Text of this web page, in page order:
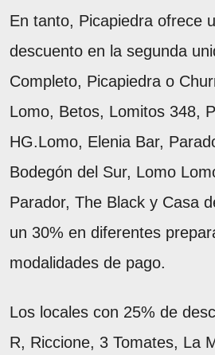
En tanto, Picapiedra ofrece
descuento en la segunda
Completo, Picapiedra o
Lomo, Betos, Lomitos 348,
HG.Lomo, Elenia Bar,
Bodegón del Sur, Lomo
Parador, The Black y Casa
un 30% en diferentes
modalidades de pago.
Los locales con 25% de
R, Riccione, 3 Tomates, La